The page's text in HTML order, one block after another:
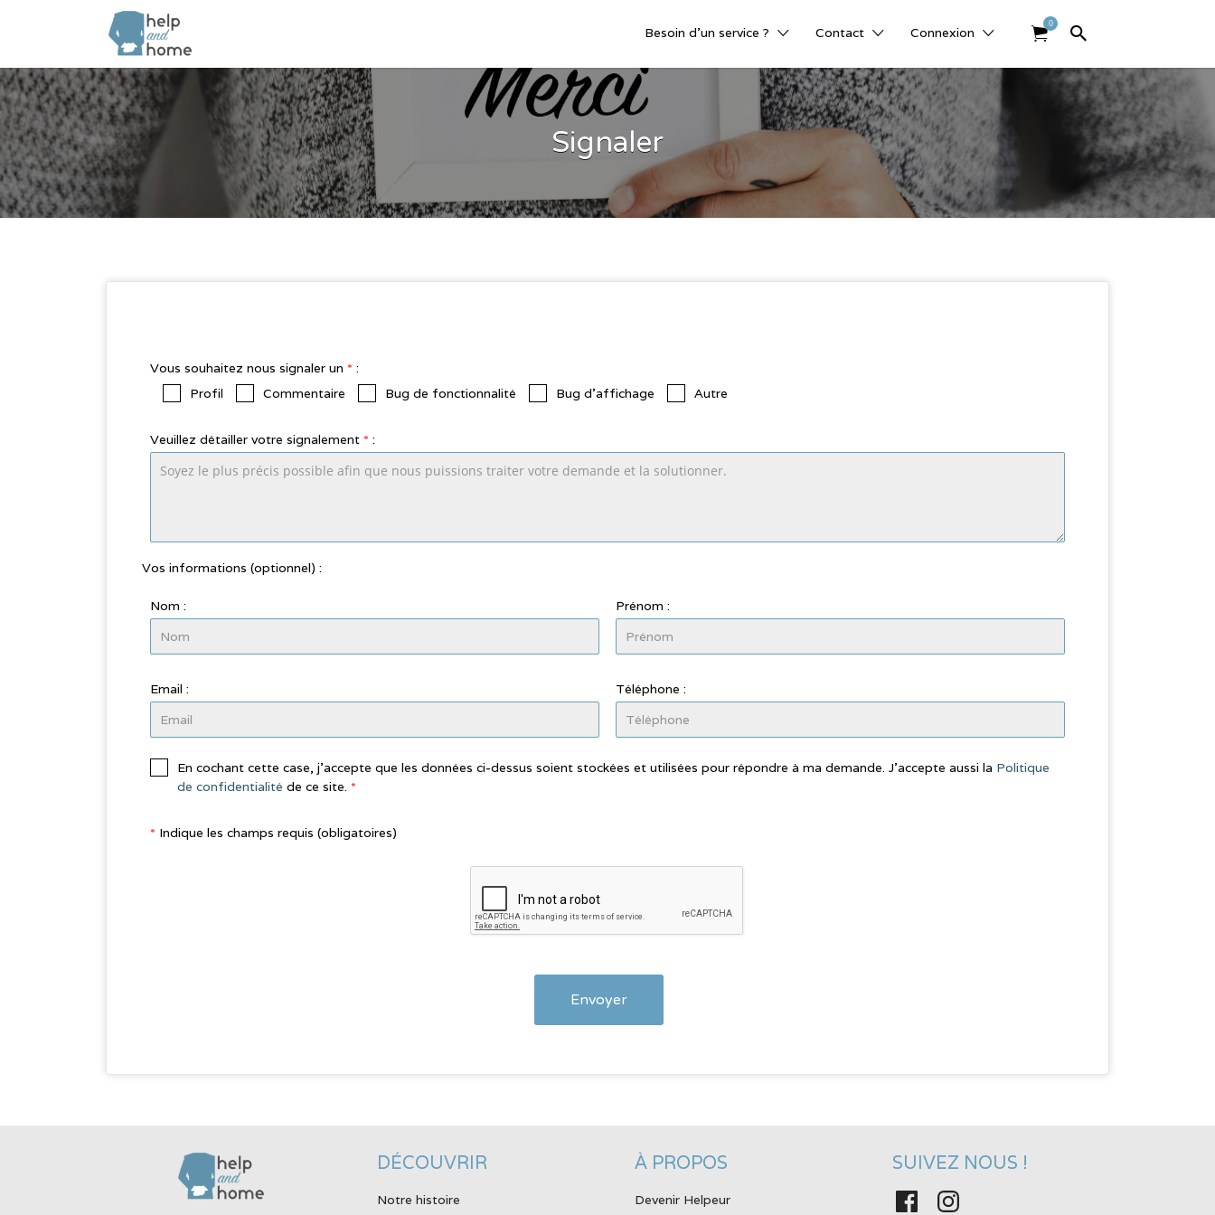
Besoin d’un service ? Contact Connexion
0
Rechercher:
Signaler
Vous souhaitez nous signaler un * :
Profil
Commentaire Bug de fonctionnalité Bug d'affichage Autre
Veuillez détailler votre signalement * :
Vos informations (optionnel) :
Nom : Prénom :
Email : Téléphone :
En cochant cette case, j’accepte que les données ci-dessus soient stockées et utilisées pour répondre à ma demande. J'accepte aussi la Politique
de confidentialité de ce site. *
* Indique les champs requis (obligatoires)
DÉCOUVRIR
Notre histoire
À PROPOS
Devenir Helpeur
SUIVEZ NOUS !
FacebookInstagram